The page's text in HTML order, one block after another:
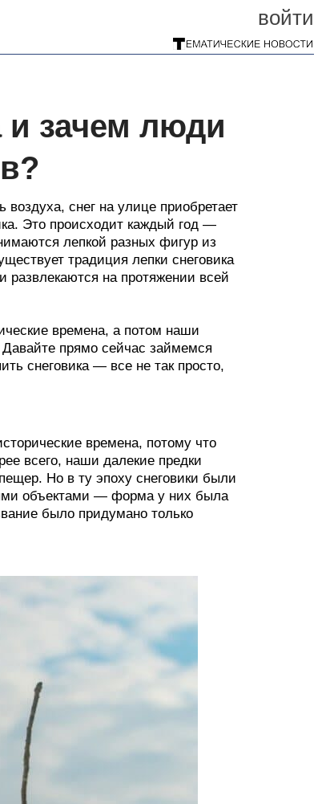
войти
и зачем люди
снег на улице приобретает
Это происходит каждый год —
лепкой разных фигур из
традиция лепки снеговика
развлекаются на протяжении всей
времена, а потом наши
прямо сейчас займемся
снеговика — все не так просто,
времена, потому что
всего, наши далекие предки
Но в ту эпоху снеговики были
объектами — форма у них была
было придумано только